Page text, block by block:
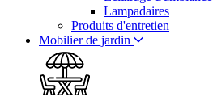
Lampadaires
Produits d'entretien
Mobilier de jardin